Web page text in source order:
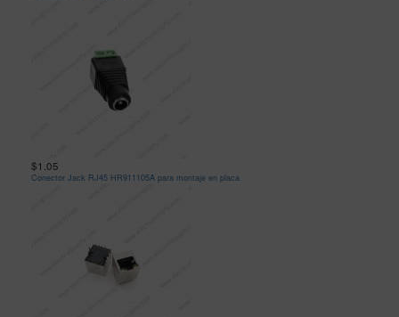
$1.05
Conector Jack RJ45 HR911105A para montaje en placa